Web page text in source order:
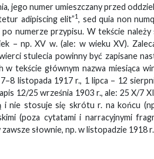
jego numer umieszczany przed
adipiscing elit”1, sed quia non
numerze przypisu. W tekście
– np. XV w. (ale: w wieku XV).
stulecia powinny być zapisane
w tekście głównym nazwa miesiąca
listopada 1917 r., 1 lipca – 12
12/25 września 1903 r., ale: 25 X/7
i nie stosuje się skrótu r. na końcu
(poza cytatami i narracyjnymi
zawsze słownie, np. w listopadzie 1918 r.